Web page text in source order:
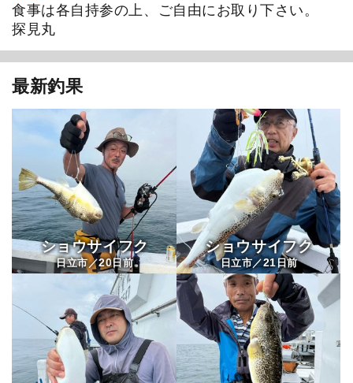
食事は各自持参の上、ご自由にお取り下さい。
探見丸
最新釣果
ショウサイフク
日立市／20日前
ショウサイフク
日立市／21日前
直重丸